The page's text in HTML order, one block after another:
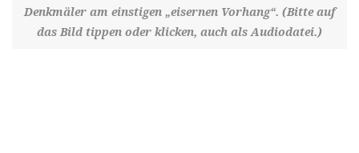
Denkmäler am einstigen „eisernen Vorhang“. (Bitte auf
das Bild tippen oder klicken, auch als Audiodatei.)